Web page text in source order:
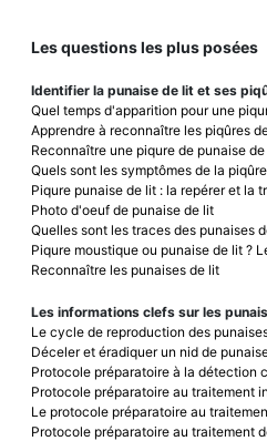
Les questions les plus posées
Identifier la punaise de lit et ses
Quel temps d'apparition pour une
Apprendre à reconnaître les piqûres
Reconnaître une piqure de punaise
Quels sont les symptômes de la
Piqure punaise de lit : la repérer et la
Photo d'oeuf de punaise de lit
Quelles sont les traces des punaises
Piqure moustique ou punaise de lit ?
Reconnaître les punaises de lit
Les informations clefs sur les
Le cycle de reproduction des
Déceler et éradiquer un nid de
Protocole préparatoire à la détection
Protocole préparatoire au traitement
Le protocole préparatoire au
Protocole préparatoire au traitement